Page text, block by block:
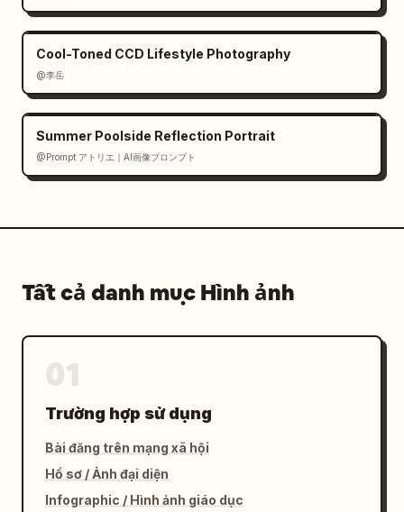
Cool-Toned CCD Lifestyle Photography
@李岳
Summer Poolside Reflection Portrait
@Prompt アトリエ｜AI画像プロンプト
Tất cả danh mục Hình ảnh
Trường hợp sử dụng
Bài đăng trên mạng xã hội
Hồ sơ / Ảnh đại diện
Infographic / Hình ảnh giáo dục